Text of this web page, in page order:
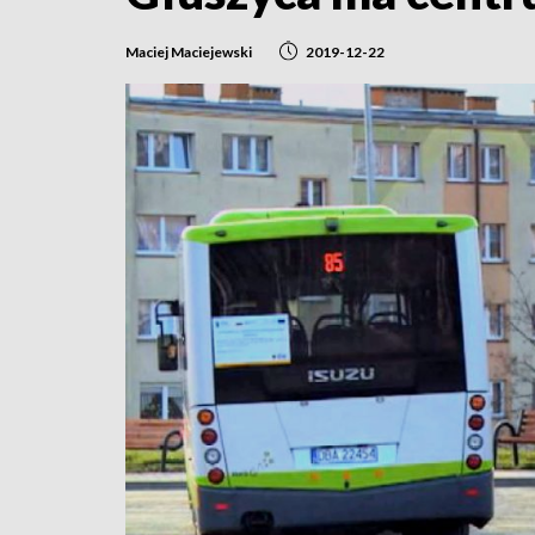
Maciej Maciejewski 2019-12-22